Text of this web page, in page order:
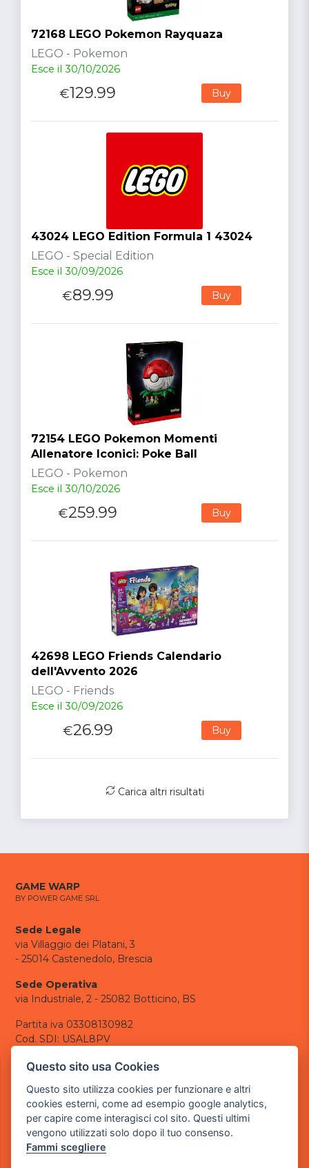
72168 LEGO Pokemon Rayquaza
LEGO - Pokemon
Esce il 30/10/2026
€129.99 Buy
43024 LEGO Edition Formula 1 43024
LEGO - Special Edition
Esce il 30/09/2026
€89.99 Buy
72154 LEGO Pokemon Momenti
Allenatore Iconici: Poke Ball
LEGO - Pokemon
Esce il 30/10/2026
€259.99 Buy
42698 LEGO Friends Calendario
dell'Avvento 2026
LEGO - Friends
Esce il 30/09/2026
€26.99 Buy
Carica altri risultati
GAME WARP
BY POWER GAME SRL
Sede Legale
via Villaggio dei Platani, 3
- 25014 Castenedolo, Brescia
Sede Operativa
via Industriale, 2 - 25082 Botticino, BS
Partita iva 03308130982
Cod. SDI: USAL8PV
CONTATTI
tel.: +39 030 376 2377
tel.: +39 030 336 6259
pec:powergamesrl@legalmail.it
LINK UTILI
Questo sito usa Cookies
Questo sito utilizza cookies per funzionare e altri
cookies esterni, come ad esempio google analytics,
per capire come interagisci col sito. Questi ultimi
vengono utilizzati solo dopo il tuo consenso.
Fammi scegliere